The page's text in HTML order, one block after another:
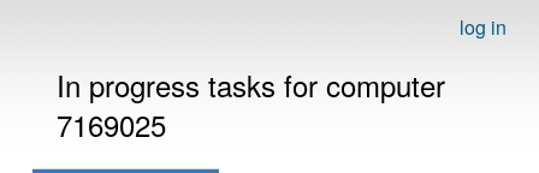
log in
In progress tasks for computer
7169025